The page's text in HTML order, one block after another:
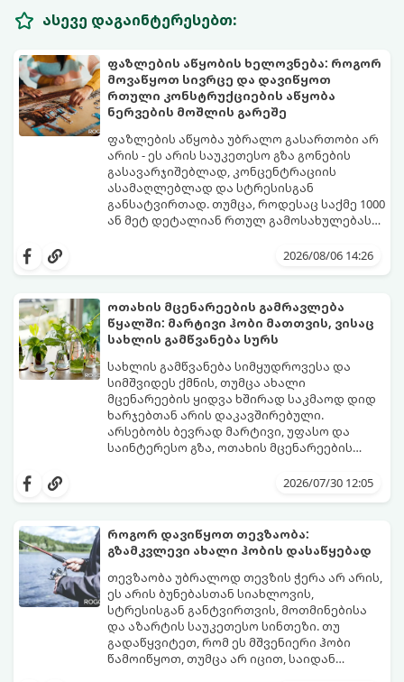
ასევე დაგაინტერესებთ:
ფაზლების აწყობის ხელოვნება: როგორ
მოვაწყოთ სივრცე და დავიწყოთ
რთული კონსტრუქციების აწყობა
ნერვების მოშლის გარეშე
ფაზლების აწყობა უბრალო გასართობი არ
არის - ეს არის საუკეთესო გზა გონების
გასავარჯიშებლად, კონცენტრაციის
ასამაღლებლად და სტრესისგან
განსატვირთად. თუმცა, როდესაც საქმე 1000
ან მეტ დეტალიან რთულ გამოსახულებას
გაჭიმულ და ნერვებისმომშლელ პროცესად
სიამოვნება მოგიტანოთ, გთავაზობთ
2026/08/06 14:26
ოთახის მცენარეების გამრავლება
წყალში: მარტივი ჰობი მათთვის, ვისაც
სახლის გამწვანება სურს
სახლის გამწვანება სიმყუდროვესა და
სიმშვიდეს ქმნის, თუმცა ახალი
მცენარეების ყიდვა ხშირად საკმაოდ დიდ
ხარჯებთან არის დაკავშირებული.
არსებობს ბევრად მარტივი, უფასო და
საინტერესო გზა, ოთახის მცენარეების
მებაღეებისთვისაც კი, რადგან პროცესი
როგორ იზრდება ახალი ფესვები
ყოველდღიურად.
2026/07/30 12:05
როგორ დავიწყოთ თევზაობა:
გზამკვლევი ახალი ჰობის დასაწყებად
თევზაობა უბრალოდ თევზის ჭერა არ არის,
ეს არის ბუნებასთან სიახლოვის,
სტრესისგან განტვირთვის, მოთმინებისა
და აზარტის საუკეთესო სინთეზი. თუ
გადაწყვიტეთ, რომ ეს მშვენიერი ჰობი
წამოიწყოთ, თუმცა არ იცით, საიდან